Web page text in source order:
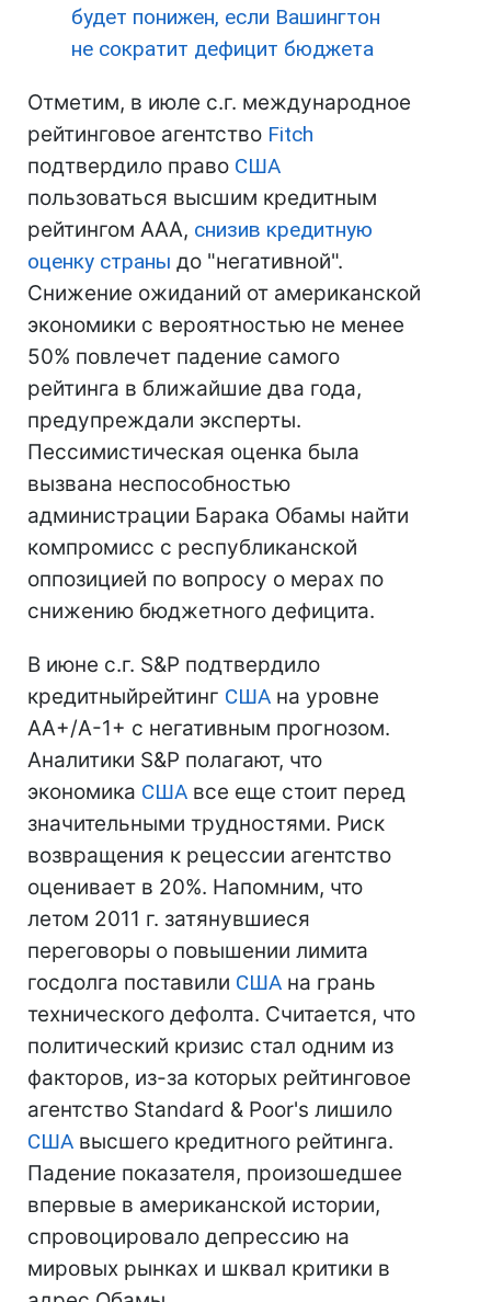
будет понижен, если Вашингтон
не сократит дефицит бюджета
Отметим, в июле с.г. международное
рейтинговое агентство Fitch
подтвердило право США
пользоваться высшим кредитным
рейтингом ААА, снизив кредитную
оценку страны до "негативной".
Снижение ожиданий от американской
экономики с вероятностью не менее
50% повлечет падение самого
рейтинга в ближайшие два года,
предупреждали эксперты.
Пессимистическая оценка была
вызвана неспособностью
администрации Барака Обамы найти
компромисс с республиканской
оппозицией по вопросу о мерах по
снижению бюджетного дефицита.
В июне с.г. S&P подтвердило
кредитныйрейтинг США на уровне
АА+/А-1+ с негативным прогнозом.
Аналитики S&P полагают, что
экономика США все еще стоит перед
значительными трудностями. Риск
возвращения к рецессии агентство
оценивает в 20%. Напомним, что
летом 2011 г. затянувшиеся
переговоры о повышении лимита
госдолга поставили США на грань
технического дефолта. Считается, что
политический кризис стал одним из
факторов, из-за которых рейтинговое
агентство Standard & Poor's лишило
США высшего кредитного рейтинга.
Падение показателя, произошедшее
впервые в американской истории,
спровоцировало депрессию на
мировых рынках и шквал критики в